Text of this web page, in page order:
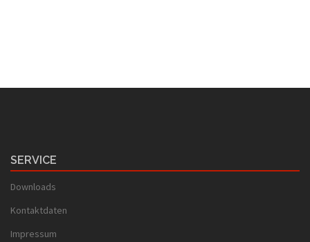
SERVICE
Downloads
Kontaktdaten
Impressum